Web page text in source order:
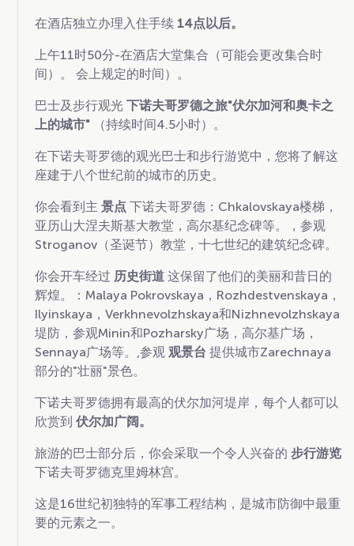
在酒店独立办理入住手续 14点以后。
上午11时50分-在酒店大堂集合（可能会更改集合时
间）。 会上规定的时间）。
巴士及步行观光 下诺夫哥罗德之旅"伏尔加河和奥卡之
上的城市" （持续时间4.5小时）。
在下诺夫哥罗德的观光巴士和步行游览中，您将了解这
座建于八个世纪前的城市的历史。
你会看到主 景点 下诺夫哥罗德：Chkalovskaya楼梯，
亚历山大涅夫斯基大教堂，高尔基纪念碑等。，参观
Stroganov（圣诞节）教堂，十七世纪的建筑纪念碑。
你会开车经过 历史街道 这保留了他们的美丽和昔日的
辉煌。：Malaya Pokrovskaya，Rozhdestvenskaya，
Ilyinskaya，Verkhnevolzhskaya和Nizhnevolzhskaya
堤防，参观Minin和Pozharsky广场，高尔基广场，
Sennaya广场等。,参观 观景台 提供城市Zarechnaya
部分的"壮丽"景色。
下诺夫哥罗德拥有最高的伏尔加河堤岸，每个人都可以
欣赏到 伏尔加广阔。
旅游的巴士部分后，你会采取一个令人兴奋的 步行游览
下诺夫哥罗德克里姆林宫。
这是16世纪初独特的军事工程结构，是城市防御中最重
要的元素之一。